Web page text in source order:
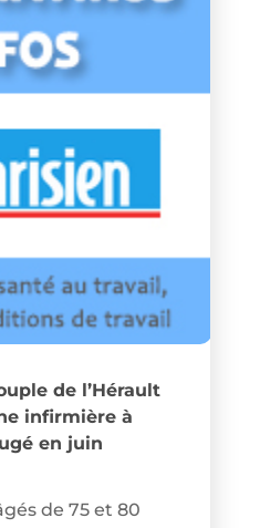
de l’Hérault
infirmière à
en juin
de 75 et 80